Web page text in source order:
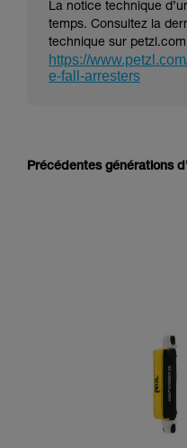
La notice technique
temps. Consultez la
technique sur petzl.com
https://
e-fall-arresters
Précédentes générations